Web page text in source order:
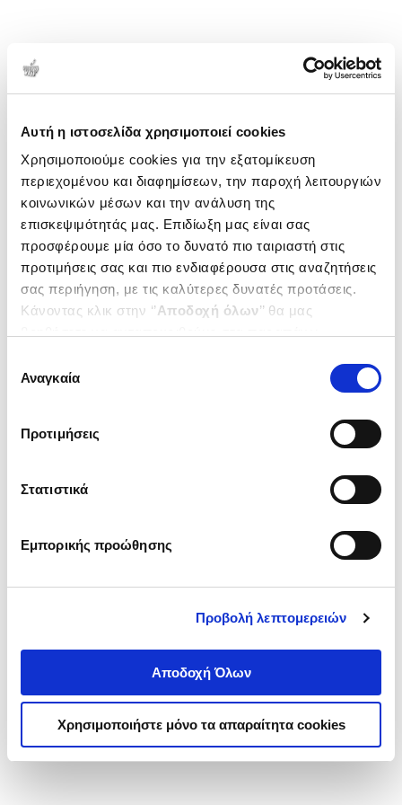
Αυτή η ιστοσελίδα χρησιμοποιεί cookies
Χρησιμοποιούμε cookies για την εξατομίκευση
περιεχομένου και διαφημίσεων, την παροχή λειτουργιών
κοινωνικών μέσων και την ανάλυση της
επισκεψιμότητάς μας. Επιδίωξη μας είναι σας
προσφέρουμε μία όσο το δυνατό πιο ταιριαστή στις
προτιμήσεις σας και πιο ενδιαφέρουσα στις αναζητήσεις
σας περιήγηση, με τις καλύτερες δυνατές προτάσεις.
Κάνοντας κλικ στην ‘’Αποδοχή όλων’’ θα μας
ενδιαφέρουν και να επιλέξετε από τα παρακάτω με την
΄΄και να ενημερωθείτε σχετικά με
συγκατάθεσης
Αναγκαία
Προτιμήσεις
Στατιστικά
Εμπορικής προώθησης
Προβολή λεπτομερειών
Αποδοχή Όλων
Χρησιμοποιήστε μόνο τα απαραίτητα cookies